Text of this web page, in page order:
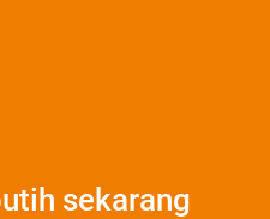
sekarang